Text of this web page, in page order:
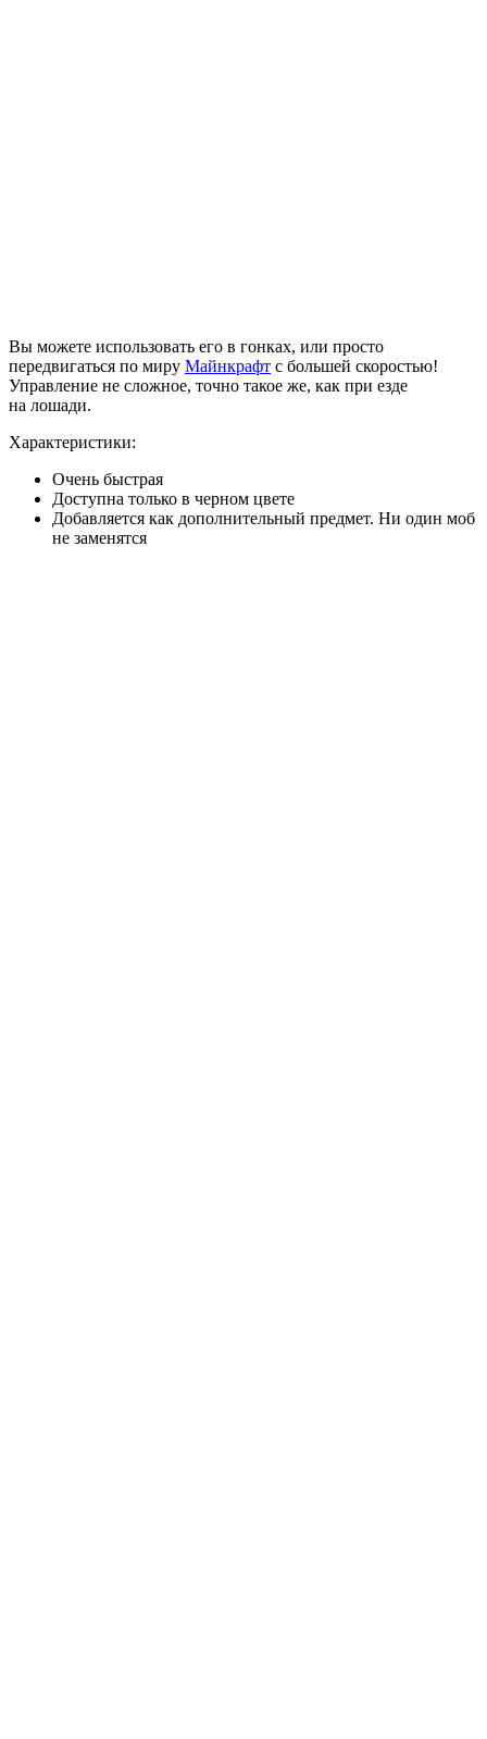
Вы можете использовать его в гонках, или просто
передвигаться по миру Майнкрафт с большей скоростью!
Управление не сложное, точно такое же, как при езде
на лошади.
Характеристики:
Очень быстрая
Доступна только в черном цвете
Добавляется как дополнительный предмет. Ни один моб
не заменятся